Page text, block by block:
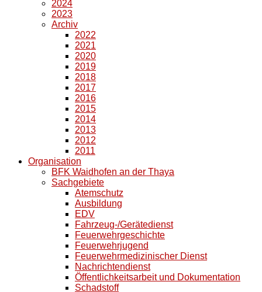
2024
2023
Archiv
2022
2021
2020
2019
2018
2017
2016
2015
2014
2013
2012
2011
Organisation
BFK Waidhofen an der Thaya
Sachgebiete
Atemschutz
Ausbildung
EDV
Fahrzeug-/Gerätedienst
Feuerwehrgeschichte
Feuerwehrjugend
Feuerwehrmedizinischer Dienst
Nachrichtendienst
Öffentlichkeitsarbeit und Dokumentation
Schadstoff